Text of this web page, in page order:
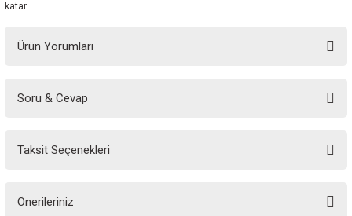
katar.
Ürün Yorumları
Soru & Cevap
Taksit Seçenekleri
Önerileriniz